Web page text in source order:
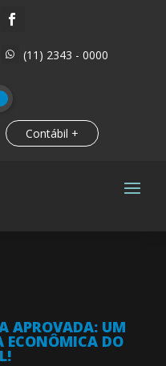

 (11) 2343 - 0000
Contábil +
APROVADA: UM
ECONÔMICA DO